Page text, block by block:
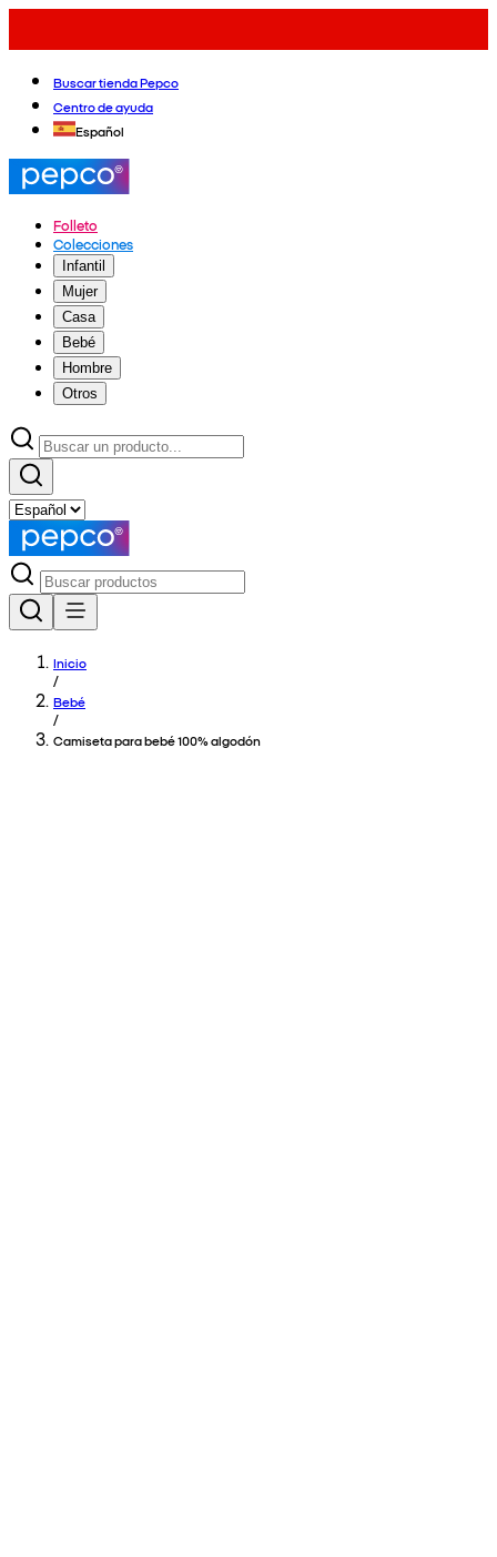
Buscar tienda Pepco
Centro de ayuda
Español
Folleto
Colecciones
Infantil
Mujer
Casa
Bebé
Hombre
Otros
Inicio
/
Bebé
/
Camiseta para bebé 100% algodón